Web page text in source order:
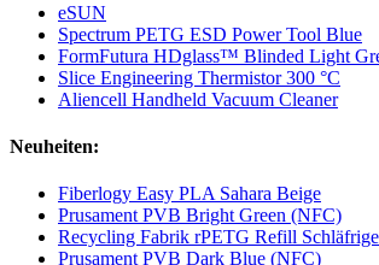
eSUN
Spectrum PETG ESD Power Tool Blue
FormFutura HDglass™ Blinded Light
Slice Engineering Thermistor 300 °C
Aliencell Handheld Vacuum Cleaner
Neuheiten:
Fiberlogy Easy PLA Sahara Beige
Prusament PVB Bright Green (NFC)
Recycling Fabrik rPETG Refill
Prusament PVB Dark Blue (NFC)